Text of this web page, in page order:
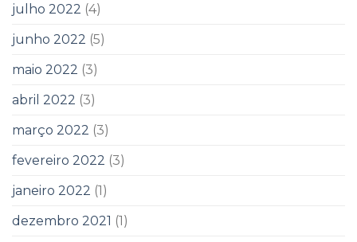
julho 2022 (4)
junho 2022 (5)
maio 2022 (3)
abril 2022 (3)
março 2022 (3)
fevereiro 2022 (3)
janeiro 2022 (1)
dezembro 2021 (1)